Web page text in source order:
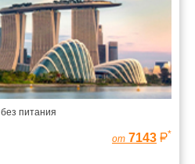
без питания
от 7143 *